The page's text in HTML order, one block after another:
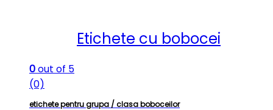
Etichete cu bobocei
0out of 5
(0)
etichete pentru grupa / clasa boboceilor